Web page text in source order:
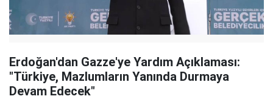
Erdoğan'dan Gazze'ye Yardım Açıklaması:
"Türkiye, Mazlumların Yanında Durmaya
Devam Edecek"